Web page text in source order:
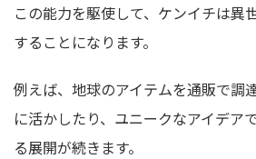
この能力を駆使して、ケンイチは異
することになります。
例えば、 地球のアイテムを通販で調
に活かしたり、ユニークなアイデア
る展開が続きます。